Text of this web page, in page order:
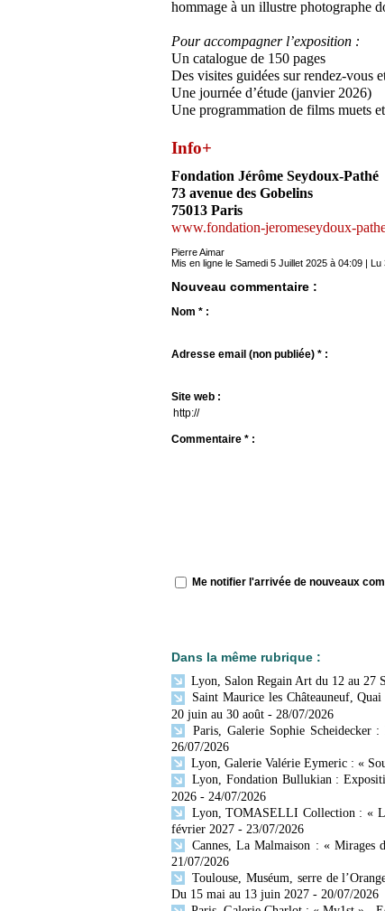
hommage à un illustre photographe
Pour accompagner l’exposition :
Un catalogue de 150 pages
Des visites guidées sur rendez-vous
Une journée d’étude (janvier 2026)
Une programmation de films muets
Info+
Fondation Jérôme Seydoux-Pathé
73 avenue des Gobelins
75013 Paris
www.fondation-jeromeseydoux-
Pierre Aimar
Mis en ligne le Samedi 5 Juillet 2025 à 04:09 | Lu
Nouveau commentaire :
Nom * :
Adresse email (non publiée) * :
Site web :
Commentaire * :
Me notifier l'arrivée de nouveaux
Dans la même rubrique :
Lyon, Salon Regain Art du 12 au 27
Saint Maurice les Châteauneuf,
20 juin au 30 août - 28/07/2026
Paris, Galerie Sophie Scheidecker
26/07/2026
Lyon, Galerie Valérie Eymeric : «
Lyon, Fondation Bullukian :
2026 - 24/07/2026
Lyon, TOMASELLI Collection : «
février 2027 - 23/07/2026
Cannes, La Malmaison : « Mirages
21/07/2026
Toulouse, Muséum, serre de
Du 15 mai au 13 juin 2027 - 20/07/2026